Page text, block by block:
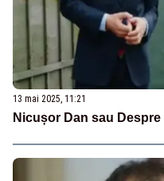
13 mai 2025, 11:21
Nicușor Dan sau